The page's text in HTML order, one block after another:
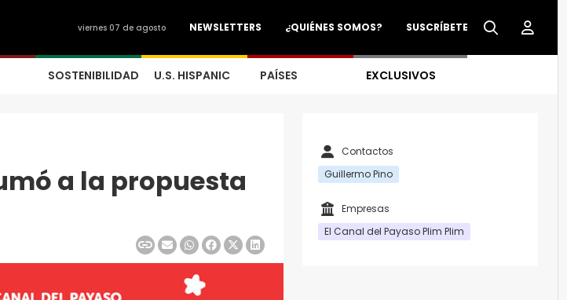
SUSCRÍBETE
¿QUIÉNES SOMOS?
NEWSLETTERS
viernes 07 de agosto
SOSTENIBILIDAD U.S. HISPANIC PAÍSES EXCLUSIVOS
a la propuesta
Contactos
Guillermo Pino
Empresas
El Canal del Payaso Plim Plim